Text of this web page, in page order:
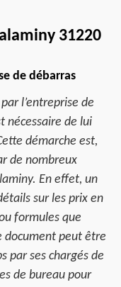
31220
de débarras
l’entreprise de
nécessaire de lui
démarche est,
de nombreux
En effet, un
sur les prix en
formules que
document peut être
par ses chargés de
de bureau pour